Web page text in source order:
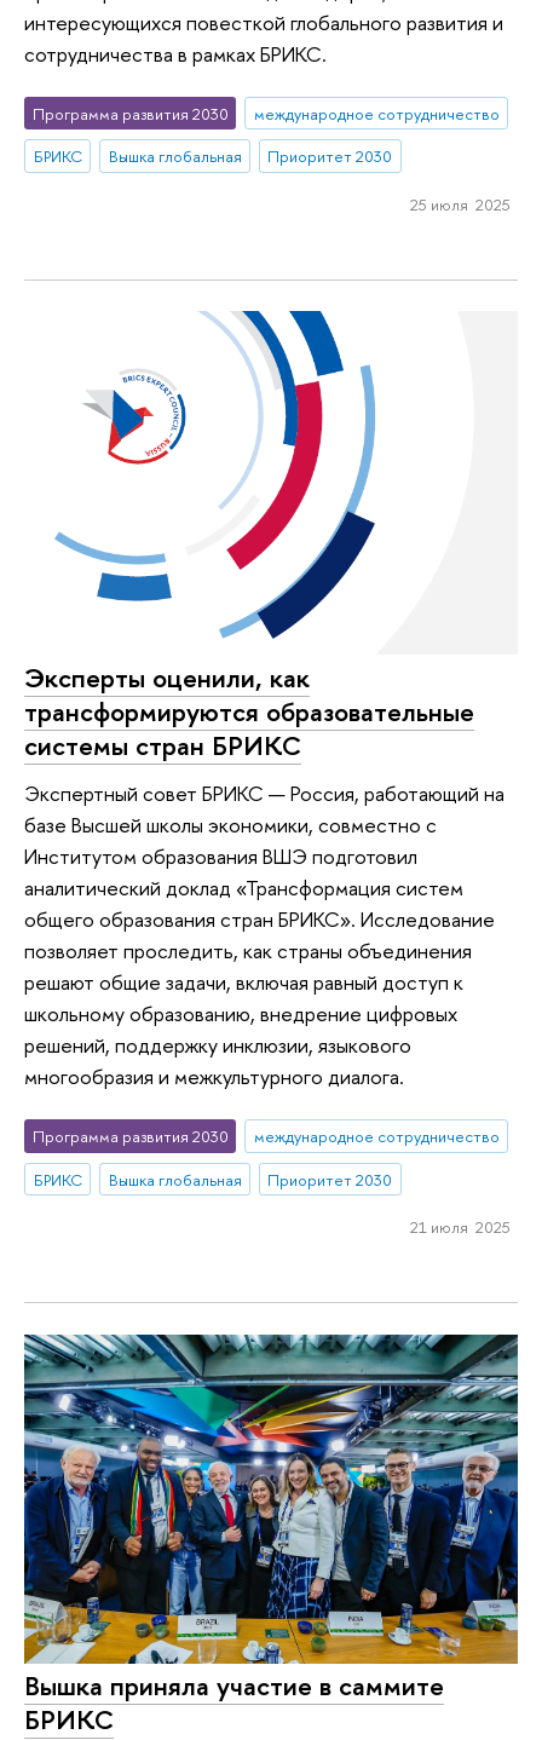
интересующихся повесткой глобального развития и
сотрудничества в рамках БРИКС.
Программа развития 2030
международное сотрудничество
БРИКС
Вышка глобальная Приоритет 2030
25 июля 2025
Эксперты оценили, как
трансформируются образовательные
системы стран БРИКС
Экспертный совет БРИКС — Россия, работающий на
базе Высшей школы экономики, совместно с
Институтом образования ВШЭ подготовил
аналитический доклад «Трансформация систем
общего образования стран БРИКС». Исследование
позволяет проследить, как страны объединения
решают общие задачи, включая равный доступ к
школьному образованию, внедрение цифровых
решений, поддержку инклюзии, языкового
многообразия и межкультурного диалога.
Программа развития 2030
международное сотрудничество
БРИКС
Вышка глобальная Приоритет 2030
21 июля 2025
Вышка приняла участие в саммите
БРИКС